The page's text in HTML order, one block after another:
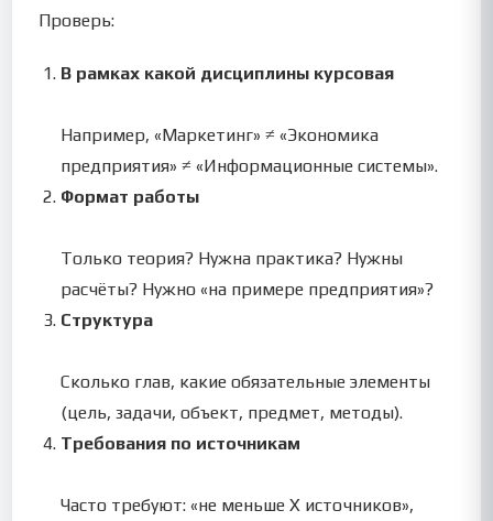
Проверь:
В рамках какой дисциплины курсовая
Например, «Маркетинг» ≠ «Экономика
предприятия» ≠ «Информационные системы».
Формат работы
Только теория? Нужна практика? Нужны
расчёты? Нужно «на примере предприятия»?
Структура
Сколько глав, какие обязательные элементы
(цель, задачи, объект, предмет, методы).
Требования по источникам
Часто требуют: «не меньше X источников»,